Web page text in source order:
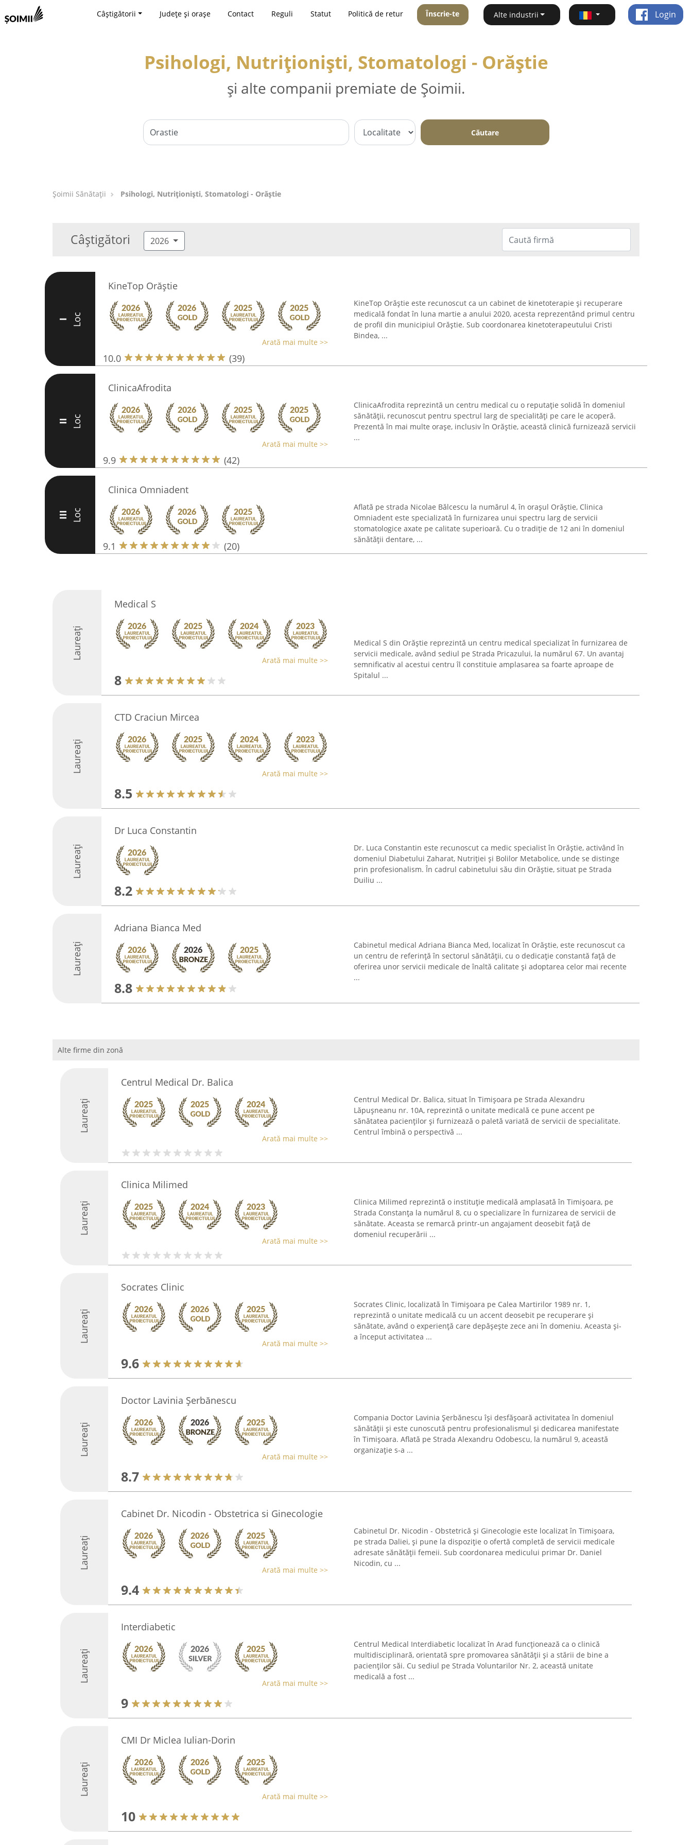
Câștigătorii Județe și orașe Contact Reguli Statut Politică de retur Înscrie-te Alte industrii Login
Psihologi, Nutriționiști, Stomatologi - Orăştie
și alte companii premiate de Șoimii.
Căutare
Şoimii Sănătații Psihologi, Nutriționiști, Stomatologi - Orăştie
Câștigători 2026
I Loc
KineTop Orăștie
Arată mai multe >>
10.0 (39)
KineTop Orăștie este recunoscut ca un cabinet de kinetoterapie și recuperare
medicală fondat în luna martie a anului 2020, acesta reprezentând primul centru
de profil din municipiul Orăștie. Sub coordonarea kinetoterapeutului Cristi
Bindea, ...
II Loc
ClinicaAfrodita
Arată mai multe >>
9.9 (42)
ClinicaAfrodita reprezintă un centru medical cu o reputație solidă în domeniul
sănătății, recunoscut pentru spectrul larg de specialități pe care le acoperă.
Prezentă în mai multe orașe, inclusiv în Orăștie, această clinică furnizează servicii
...
III Loc
Clinica Omniadent
9.1 (20)
Aflată pe strada Nicolae Bălcescu la numărul 4, în orașul Orăștie, Clinica
Omniadent este specializată în furnizarea unui spectru larg de servicii
stomatologice axate pe calitate superioară. Cu o tradiție de 12 ani în domeniul
sănătății dentare, ...
Laureați
Medical S
Arată mai multe >>
8
Medical S din Orăștie reprezintă un centru medical specializat în furnizarea de
servicii medicale, având sediul pe Strada Pricazului, la numărul 67. Un avantaj
semnificativ al acestui centru îl constituie amplasarea sa foarte aproape de
Spitalul ...
Laureați
CTD Craciun Mircea
Arată mai multe >>
8.5
Laureați
Dr Luca Constantin
8.2
Dr. Luca Constantin este recunoscut ca medic specialist în Orăștie, activând în
domeniul Diabetului Zaharat, Nutriției și Bolilor Metabolice, unde se distinge
prin profesionalism. În cadrul cabinetului său din Orăștie, situat pe Strada
Duiliu ...
Laureați
Adriana Bianca Med
8.8
Cabinetul medical Adriana Bianca Med, localizat în Orăștie, este recunoscut ca
un centru de referință în sectorul sănătății, cu o dedicație constantă față de
oferirea unor servicii medicale de înaltă calitate și adoptarea celor mai recente
...
Alte firme din zonă
Laureați
Centrul Medical Dr. Balica
Arată mai multe >>
Centrul Medical Dr. Balica, situat în Timișoara pe Strada Alexandru
Lăpușneanu nr. 10A, reprezintă o unitate medicală ce pune accent pe
sănătatea pacienților și furnizează o paletă variată de servicii de specialitate.
Centrul îmbină o perspectivă ...
Laureați
Clinica Milimed
Arată mai multe >>
Clinica Milimed reprezintă o instituție medicală amplasată în Timișoara, pe
Strada Constanța la numărul 8, cu o specializare în furnizarea de servicii de
sănătate. Aceasta se remarcă printr-un angajament deosebit față de
domeniul recuperării ...
Laureați
Socrates Clinic
Arată mai multe >>
9.6
Socrates Clinic, localizată în Timișoara pe Calea Martirilor 1989 nr. 1,
reprezintă o unitate medicală cu un accent deosebit pe recuperare și
sănătate, având o experiență care depășește zece ani în domeniu. Aceasta și-
a început activitatea ...
Laureați
Doctor Lavinia Șerbănescu
Arată mai multe >>
8.7
Compania Doctor Lavinia Șerbănescu își desfășoară activitatea în domeniul
sănătății și este cunoscută pentru profesionalismul și dedicarea manifestate
în Timișoara. Aflată pe Strada Alexandru Odobescu, la numărul 9, această
organizație s-a ...
Laureați
Cabinet Dr. Nicodin - Obstetrica si Ginecologie
Arată mai multe >>
9.4
Cabinetul Dr. Nicodin - Obstetrică și Ginecologie este localizat în Timișoara,
pe strada Daliei, și pune la dispoziție o ofertă completă de servicii medicale
adresate sănătății femeii. Sub coordonarea medicului primar Dr. Daniel
Nicodin, cu ...
Laureați
Interdiabetic
Arată mai multe >>
9
Centrul Medical Interdiabetic localizat în Arad funcționează ca o clinică
multidisciplinară, orientată spre promovarea sănătății și a stării de bine a
pacienților săi. Cu sediul pe Strada Voluntarilor Nr. 2, această unitate
medicală a fost ...
Laureați
CMI Dr Miclea Iulian-Dorin
Arată mai multe >>
10